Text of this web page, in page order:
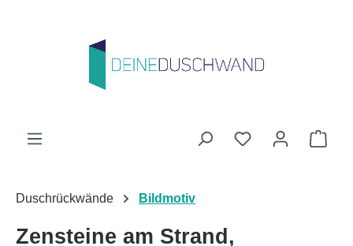
Du hast 0
Duschrückwände Bildmotiv
Zensteine am Strand,